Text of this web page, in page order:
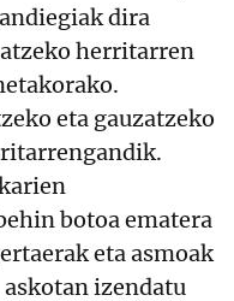
dira
herritarren
eta gauzatzeko
botoa ematera
eta asmoak
izendatu